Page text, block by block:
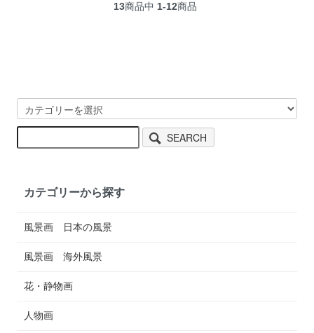
13商品中 1-12商品
SEARCH
カテゴリーから探す
風景画 日本の風景
風景画 海外風景
花・静物画
人物画